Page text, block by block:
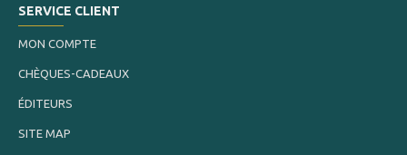
SERVICE CLIENT
MON COMPTE
CHÈQUES-CADEAUX
ÉDITEURS
SITE MAP